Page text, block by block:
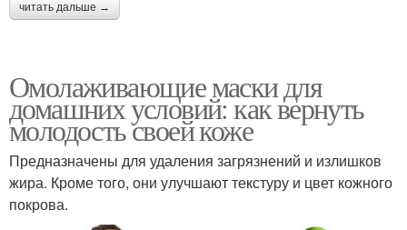
читать дальше →
Омолаживающие маски для
домашних условий: как вернуть
молодость своей коже
Предназначены для удаления загрязнений и излишков
жира. Кроме того, они улучшают текстуру и цвет кожного
покрова.